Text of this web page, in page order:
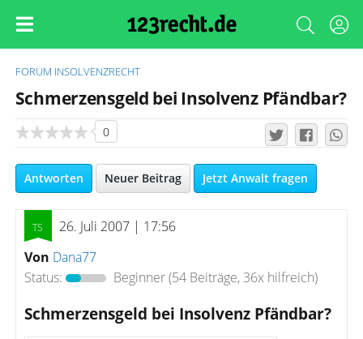
FORUM INSOLVENZRECHT
Schmerzensgeld bei Insolvenz Pfändbar?
0
Antworten Neuer Beitrag Jetzt Anwalt fragen
26. Juli 2007 | 17:56
Von Dana77
Status:
Beginner(54 Beiträge, 36x hilfreich)
Schmerzensgeld bei Insolvenz Pfändbar?